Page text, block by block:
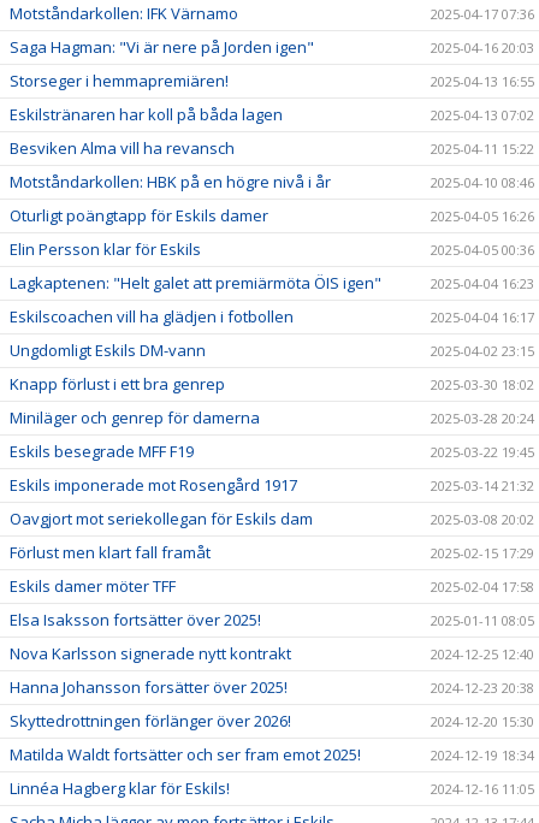
Motståndarkollen: IFK Värnamo 2025-04-17 07:36
Saga Hagman: "Vi är nere på Jorden igen" 2025-04-16 20:03
Storseger i hemmapremiären! 2025-04-13 16:55
Eskilstränaren har koll på båda lagen 2025-04-13 07:02
Besviken Alma vill ha revansch 2025-04-11 15:22
Motståndarkollen: HBK på en högre nivå i år 2025-04-10 08:46
Oturligt poängtapp för Eskils damer 2025-04-05 16:26
Elin Persson klar för Eskils 2025-04-05 00:36
Lagkaptenen: "Helt galet att premiärmöta ÖIS igen" 2025-04-04 16:23
Eskilscoachen vill ha glädjen i fotbollen 2025-04-04 16:17
Ungdomligt Eskils DM-vann 2025-04-02 23:15
Knapp förlust i ett bra genrep 2025-03-30 18:02
Miniläger och genrep för damerna 2025-03-28 20:24
Eskils besegrade MFF F19 2025-03-22 19:45
Eskils imponerade mot Rosengård 1917 2025-03-14 21:32
Oavgjort mot seriekollegan för Eskils dam 2025-03-08 20:02
Förlust men klart fall framåt 2025-02-15 17:29
Eskils damer möter TFF 2025-02-04 17:58
Elsa Isaksson fortsätter över 2025! 2025-01-11 08:05
Nova Karlsson signerade nytt kontrakt 2024-12-25 12:40
Hanna Johansson forsätter över 2025! 2024-12-23 20:38
Skyttedrottningen förlänger över 2026! 2024-12-20 15:30
Matilda Waldt fortsätter och ser fram emot 2025! 2024-12-19 18:34
Linnéa Hagberg klar för Eskils! 2024-12-16 11:05